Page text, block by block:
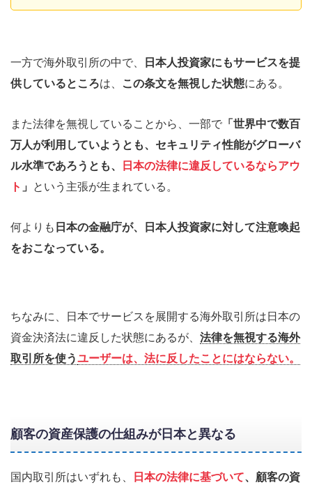
一方で海外取引所の中で、
日本人投資家にもサービスを提
供しているところは、 この条文を無視した状態にある。
また法律を無視していることから、一部で 「世界中で数百
万人が利用していようとも、セキュリティ性能がグローバ
ル水準であろうとも、
日本の法律に違反しているならアウ
ト 」 という主張が生まれている。
何よりも 日本の金融庁が、日本人投資家に対して注意喚起
をおこなっている。
ちなみに、日本でサービスを展開する海外取引所は日本の
資金決済法に違反した状態にあるが、 法律を無視する海外
取引所を使うユーザーは、法に反したことにはならない。
顧客の資産保護の仕組みが日本と異なる
国内取引所はいずれも、 日本の法律に基づいて、顧客の資